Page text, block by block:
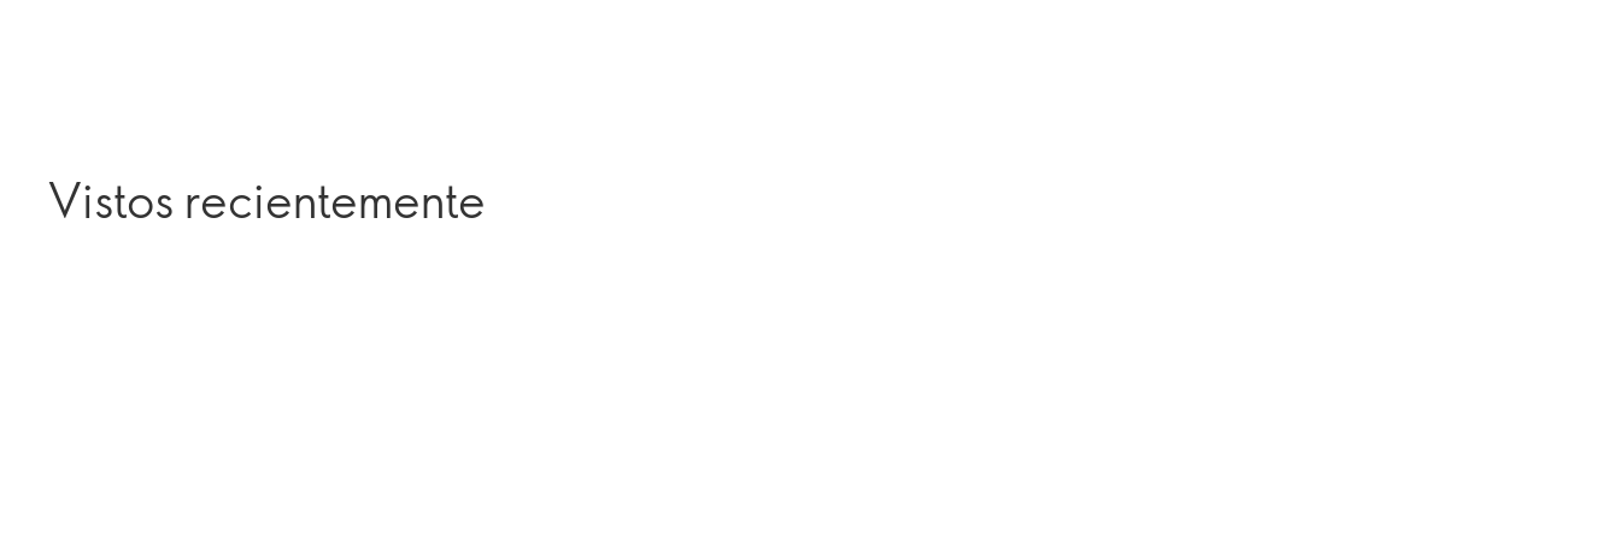
Vistos recientemente